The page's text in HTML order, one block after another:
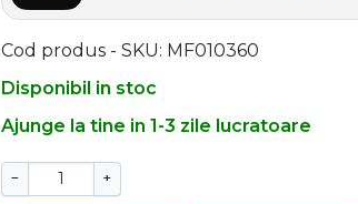
Cod produs - SKU
MF010360
Disponibil in stoc
Ajunge la tine in 1-3 zile lucratoare
− +